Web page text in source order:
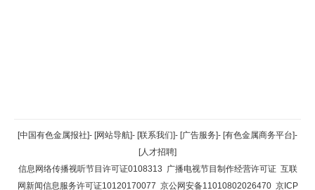
返回顶部
返回首页
[中国有色金属报社]- [网站导航]- [联系我们]- [广告服务]- [有色金属商务平台]-
[人才招聘]
信息网络传播视听节目许可证0108313 广播电视节目制作经营许可证 互联
网新闻信息服务许可证10120170077 京公网安备11010802026470 京ICP